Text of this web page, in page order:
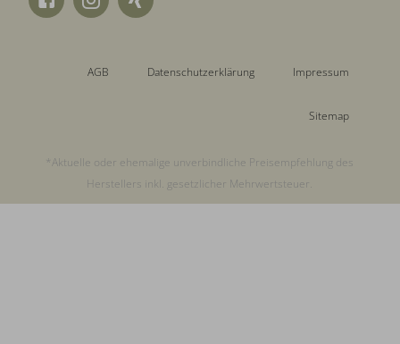
AGB Datenschutzerklärung Impressum
Sitemap
*Aktuelle oder ehemalige unverbindliche Preisempfehlung des
Herstellers inkl. gesetzlicher Mehrwertsteuer.